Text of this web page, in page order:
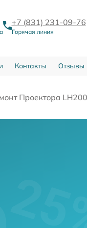
+7 (831) 231-09-76
Горячая линия
Контакты Отзывы
Проектора LH200